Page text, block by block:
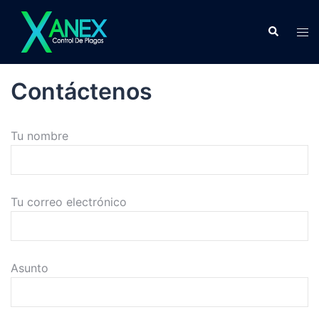
Skip
content
Search
Contáctenos
Tu nombre
Tu correo electrónico
Asunto